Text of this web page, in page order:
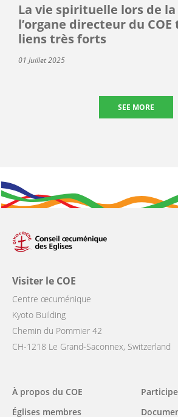
La vie spirituelle lors de
l’organe directeur du COE
liens très forts
01 Juillet 2025
SEE MORE
Visiter le COE
Centre œcuménique
Kyoto Building
Chemin du Pommier 42
CH-1218 Le Grand-Saconnex, Switzerland
Main
navigation
À propos du COE
Églises membres